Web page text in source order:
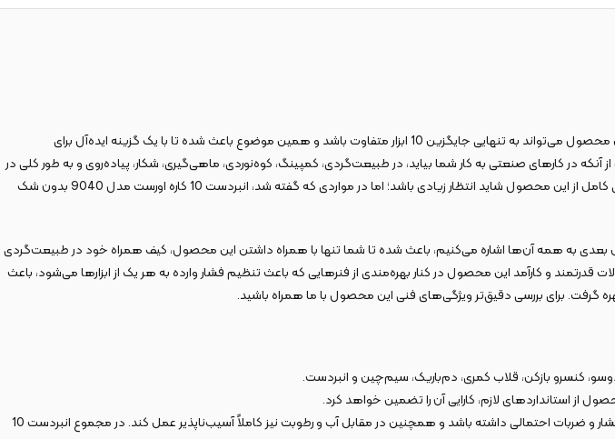
انبردست 10 کاره اورست مدل 9040 با کد قدیم KMF-108 یک ابزار بسیار کوچک و سبک‌وزن، در عین حال همه‌کاره است. این محصول می‌تواند به تنهایی جایگزین 10 ابزار متفاوت باشد و همین موضوع باعث شده تا با یک گزینه ایده‌آل برای
کارهای صنعتی به کار شما بیاید، در طبیعت‌گردی، کمپینگ، کوه‌نوردی، ماهی‌گیری، شکار، پیاده‌روی و به طور کلی در
مواقع اضطراری که دسترسی زیادی به کیف ابزار خود ندارید به کار خواهد آمد. انتظار انجام کارهای صنعتی با سرعت و بهینگی کامل از این محصول شاید انتظار زیادی باشد؛ اما در مواردی که گفته شد، انبردست 10 کاره اورست مدل 9040 بدون شک
به همه آن‌ها اشاره می‌کنیم، باعث شده تا شما تنها با همراه داشتن این محصول، کیف همراه خود در طبیعت‌گردی
قدرتمند و کارآمد این محصول در کنار بهره‌مندی از فنرهایی که باعث تنظیم فشار وارده به هر یک از ابزارها می‌شود، باعث
کنسرو بازکن، قلاب کمری، دم‌باریک، سیم‌چین و انبردست.
از استانداردهای لازم، کارایی آن را تضمین‌ خواهد کرد.
تمامی قطعات این محصول از متریال استیل ضدزنگ تولید شده‌اند؛ همین موضوع باعث شده تا دوام بسیار بالایی در برابر فشار و ضربات احتمالی داشته باشد و همچنین در مقابل آب و رطوبت نیز کاملاً آسیب‌ناپذیر عمل کند. در مجموع انبردست 10